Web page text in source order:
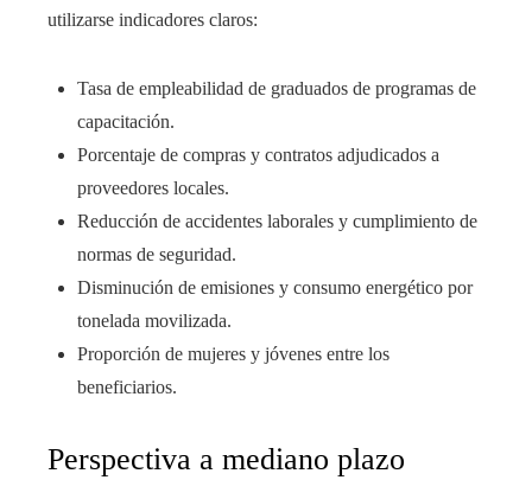
utilizarse indicadores claros:
Tasa de empleabilidad de graduados de programas de
capacitación.
Porcentaje de compras y contratos adjudicados a
proveedores locales.
Reducción de accidentes laborales y cumplimiento de
normas de seguridad.
Disminución de emisiones y consumo energético por
tonelada movilizada.
Proporción de mujeres y jóvenes entre los
beneficiarios.
Perspectiva a mediano plazo